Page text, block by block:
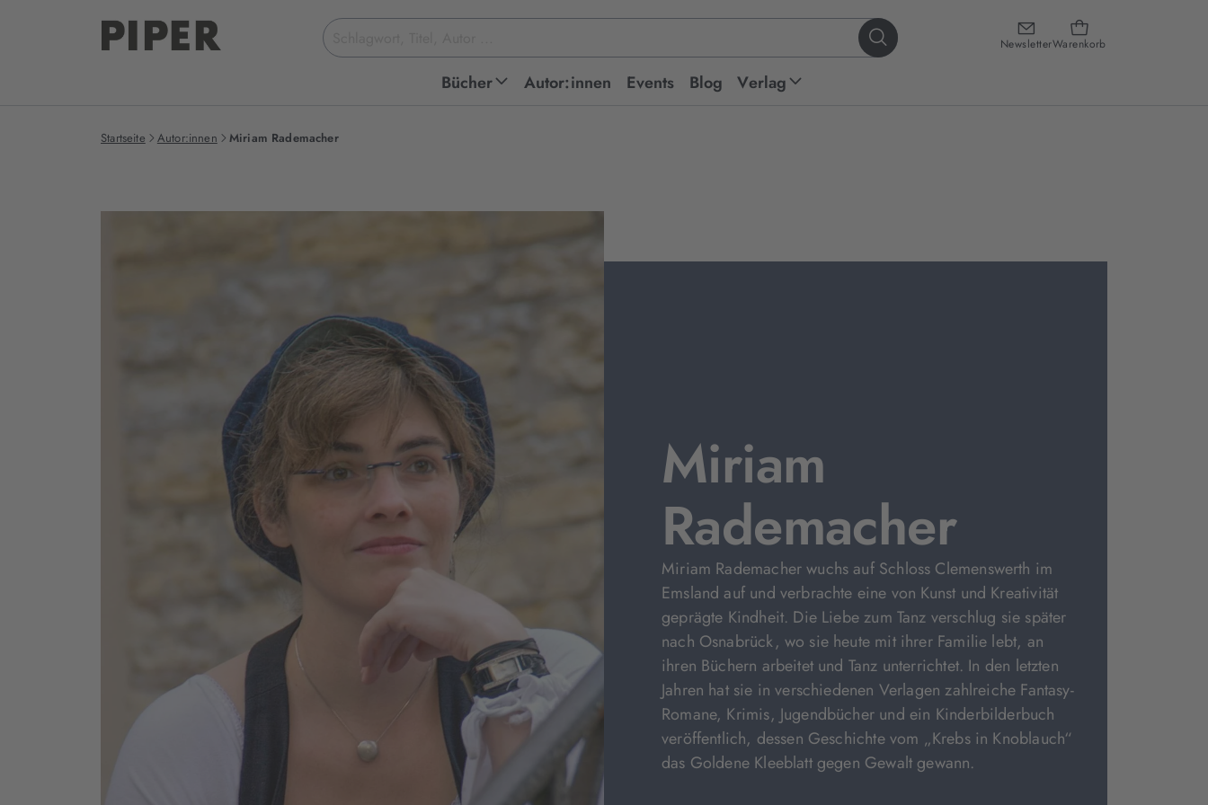
NewsletterWarenkorb
Suchbegriff
eingeben
Bücher Autor:innen Events Blog Verlag
Startseite Autor:innen Miriam Rademacher
Miriam
Rademacher
Miriam Rademacher wuchs auf Schloss Clemenswerth im
Emsland auf und verbrachte eine von Kunst und Kreativität
geprägte Kindheit. Die Liebe zum Tanz verschlug sie später
nach Osnabrück, wo sie heute mit ihrer Familie lebt, an
ihren Büchern arbeitet und Tanz unterrichtet. In den letzten
Jahren hat sie in verschiedenen Verlagen zahlreiche Fantasy-
Romane, Krimis, Jugendbücher und ein Kinderbilderbuch
veröffentlich, dessen Geschichte vom „Krebs in Knoblauch“
das Goldene Kleeblatt gegen Gewalt gewann.